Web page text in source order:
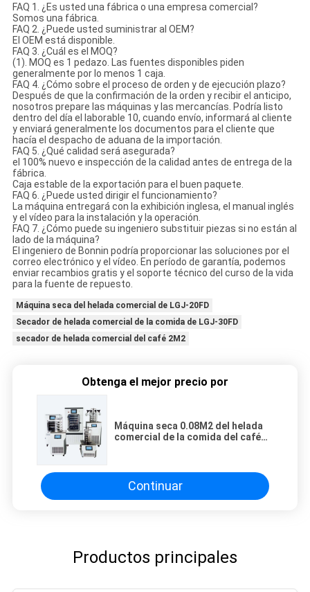
FAQ 1. ¿Es usted una fábrica o una empresa comercial?
Somos una fábrica.
FAQ 2. ¿Puede usted suministrar al OEM?
El OEM está disponible.
FAQ 3. ¿Cuál es el MOQ?
(1). MOQ es 1 pedazo. Las fuentes disponibles piden
generalmente por lo menos 1 caja.
FAQ 4. ¿Cómo sobre el proceso de orden y de ejecución plazo?
Después de que la confirmación de la orden y recibir el anticipo,
nosotros prepare las máquinas y las mercancías. Podría listo
dentro del día el laborable 10, cuando envío, informará al cliente
y enviará generalmente los documentos para el cliente que
hacía el despacho de aduana de la importación.
FAQ 5. ¿Qué calidad será asegurada?
el 100% nuevo e inspección de la calidad antes de entrega de la
fábrica.
Caja estable de la exportación para el buen paquete.
FAQ 6. ¿Puede usted dirigir el funcionamiento?
La máquina entregará con la exhibición inglesa, el manual inglés
y el vídeo para la instalación y la operación.
FAQ 7. ¿Cómo puede su ingeniero substituir piezas si no están al
lado de la máquina?
El ingeniero de Bonnin podría proporcionar las soluciones por el
correo electrónico y el vídeo. En período de garantía, podemos
enviar recambios gratis y el soporte técnico del curso de la vida
para la fuente de repuesto.
Máquina seca del helada comercial de LGJ-20FD
Secador de helada comercial de la comida de LGJ-30FD
secador de helada comercial del café 2M2
Obtenga el mejor precio por
Máquina seca 0.08M2 del helada
comercial de la comida del café
Continuar
Productos principales